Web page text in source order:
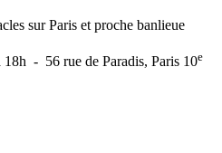
sur Paris et proche banlieue
- 56 rue de Paradis, Paris 10e